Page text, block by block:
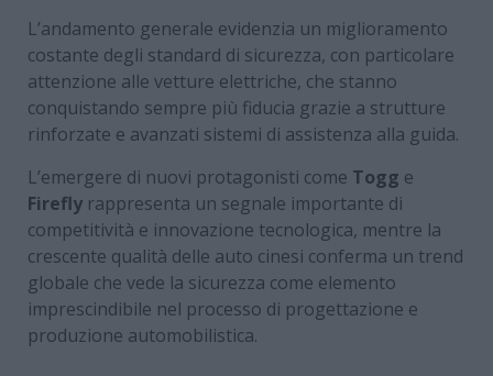
L’andamento generale evidenzia un miglioramento
costante degli standard di sicurezza, con particolare
attenzione alle vetture elettriche, che stanno
conquistando sempre più fiducia grazie a strutture
rinforzate e avanzati sistemi di assistenza alla guida.
L’emergere di nuovi protagonisti come Togg e
Firefly rappresenta un segnale importante di
competitività e innovazione tecnologica, mentre la
crescente qualità delle auto cinesi conferma un trend
globale che vede la sicurezza come elemento
imprescindibile nel processo di progettazione e
produzione automobilistica.